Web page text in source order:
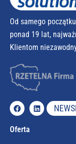
Od samego
ponad 19 lat,
Klientom
Oferta